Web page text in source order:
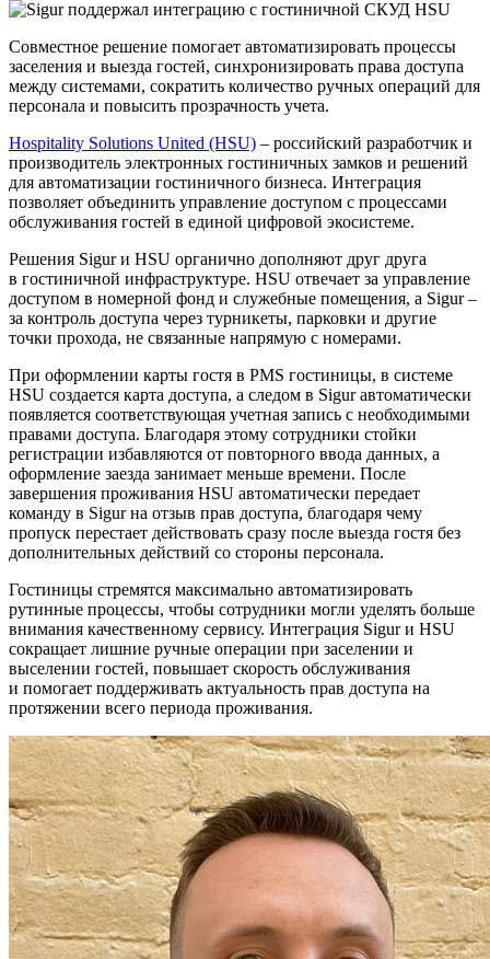
Совместное решение помогает автоматизировать процессы
заселения и выезда гостей, синхронизировать права доступа
между системами, сократить количество ручных операций для
персонала и повысить прозрачность учета.
Hospitality Solutions United (HSU) – российский разработчик и
производитель электронных гостиничных замков и решений
для автоматизации гостиничного бизнеса. Интеграция
позволяет объединить управление доступом с процессами
обслуживания гостей в единой цифровой экосистеме.
Решения Sigur и HSU органично дополняют друг друга
в гостиничной инфраструктуре. HSU отвечает за управление
доступом в номерной фонд и служебные помещения, а Sigur –
за контроль доступа через турникеты, парковки и другие
точки прохода, не связанные напрямую с номерами.
При оформлении карты гостя в PMS гостиницы, в системе
HSU создается карта доступа, а следом в Sigur автоматически
появляется соответствующая учетная запись с необходимыми
правами доступа. Благодаря этому сотрудники стойки
регистрации избавляются от повторного ввода данных, а
оформление заезда занимает меньше времени. После
завершения проживания HSU автоматически передает
команду в Sigur на отзыв прав доступа, благодаря чему
пропуск перестает действовать сразу после выезда гостя без
дополнительных действий со стороны персонала.
Гостиницы стремятся максимально автоматизировать
рутинные процессы, чтобы сотрудники могли уделять больше
внимания качественному сервису. Интеграция Sigur и HSU
сокращает лишние ручные операции при заселении и
выселении гостей, повышает скорость обслуживания
и помогает поддерживать актуальность прав доступа на
протяжении всего периода проживания.